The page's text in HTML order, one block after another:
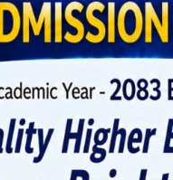
प्रकाशित सोमबार, भाद्र ३१, २०८१